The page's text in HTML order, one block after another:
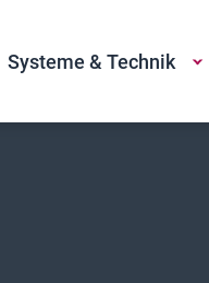
Systeme & Technik